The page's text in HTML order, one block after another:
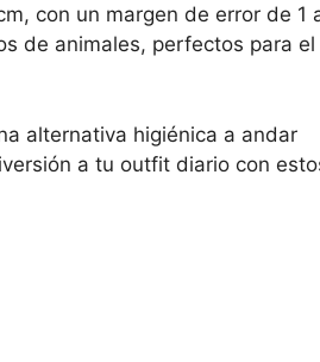
con un margen de error de 1
de animales, perfectos para el
alternativa higiénica a andar
a tu outfit diario con